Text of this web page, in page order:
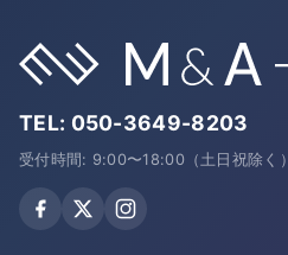
TEL: 050-3649-8203
受付時間: 9:00〜18:00（土日祝除く）